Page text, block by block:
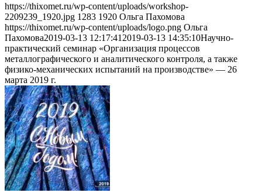
https://thixomet.ru/wp-content/uploads/workshop-
2209239_1920.jpg 1283 1920 Ольга Пахомова
https://thixomet.ru/wp-content/uploads/logo.png Ольга
Пахомова2019-03-13 12:17:41 2019-03-13 14:35:10Научно-
практический семинар «Организация процессов
металлографического и аналитического контроля, а также
физико-механических испытаний на производстве» — 26
марта 2019 г.